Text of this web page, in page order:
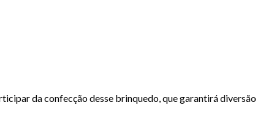
da confecção desse brinquedo, que garantirá diversão